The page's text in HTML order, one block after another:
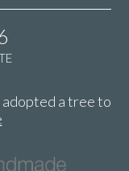
adopted a tree to